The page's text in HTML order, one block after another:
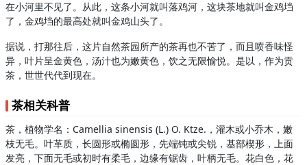
在小河里不见了。从此，这条小河就叫落鸡河，这块茶地就叫金鸡垱
了，金鸡垱的最高处就叫金鸡山头了。
据说，打那往后，这片自然茶园所产的茶再也不苦了，而且喷香味怪
异，叶片呈金黄色，汤汁也为嫩黄色，饮之无限愉悦。是以，作为贡
茶，世世代代到现在。
茶相关科普
茶，植物学名：Camellia sinensis (L.) O. Ktze.，灌木或小乔木，嫩
枝无毛。叶革质，长圆形或椭圆形，先端钝或尖锐，基部楔形，上面
发亮，下面无毛或初时有柔毛，边缘有锯齿，叶柄无毛。花白色，花